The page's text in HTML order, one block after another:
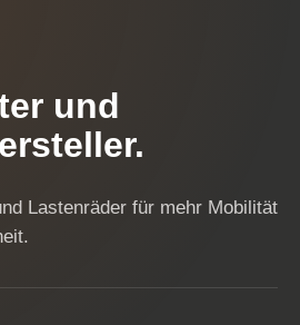
und
Lastenräder für mehr Mobilität